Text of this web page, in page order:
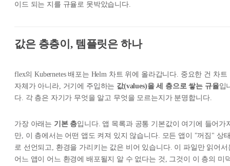
이드 되는 지를 규율로 못박았습니다.
값은 층층이, 템플릿은 하나
flex의 Kubernetes 배포는 Helm 차트 위에 올라갑니다. 중요한 건 차트
자체가 아니라, 거기에 주입하는 값(values)을 세 층으로 쌓는 규율입
다. 각 층은 자기가 무엇을 알고 무엇을 모르는지가 분명합니다.
가장 아래는 기본 층입니다. 앱 목록과 공통 기본값이 여기에 들어가
만, 이 층에서는 어떤 앱도 켜져 있지 않습니다. 모든 앱이 "꺼짐" 상
로 선언되고, 환경을 가리키는 값은 비어 있습니다. 이 파일만 읽어서
어느 앱이 어느 환경에 배포될지 알 수 없다는 것, 그것이 이 층의 미